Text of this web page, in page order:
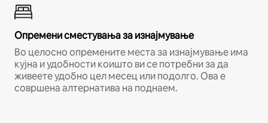
Опремени сместувања за изнајмување
Во целосно опремените места за изнајмување има
кујна и удобности коишто ви се потребни за да
живеете удобно цел месец или подолго. Ова е
совршена алтернатива на поднаем.